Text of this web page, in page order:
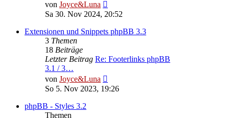
von Joyce&Luna
Beitrag
Sa 30. Nov 2024, 20:52
Extensionen und Snippets phpBB 3.3
3 Themen
18 Beiträge
Letzter Beitrag Re: Footerlinks phpBB
3.1 / 3…
von Joyce&Luna
Beitrag
So 5. Nov 2023, 19:26
phpBB - Styles 3.2
Themen